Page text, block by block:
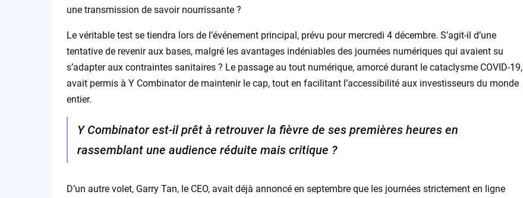
une transmission de savoir nourrissante ?
Le véritable test se tiendra lors de l’événement principal, prévu pour mercredi 4 décembre. S’agit-il d’une
tentative de revenir aux bases, malgré les avantages indéniables des journées numériques qui avaient su
s’adapter aux contraintes sanitaires ? Le passage au tout numérique, amorcé durant le cataclysme COVID-19,
avait permis à Y Combinator de maintenir le cap, tout en facilitant l’accessibilité aux investisseurs du monde
entier.
Y Combinator est-il prêt à retrouver la fièvre de ses premières heures en
rassemblant une audience réduite mais critique ?
D’un autre volet, Garry Tan, le CEO, avait déjà annoncé en septembre que les journées strictement en ligne